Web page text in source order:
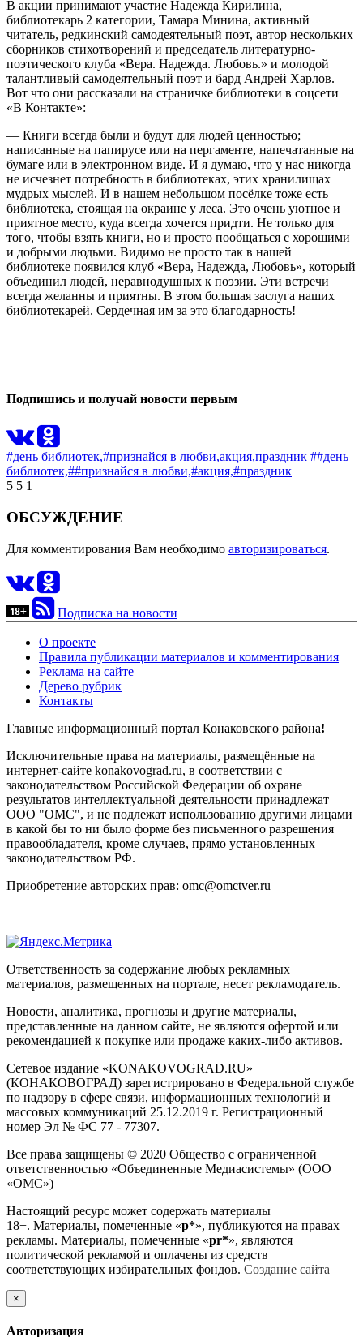
В акции принимают участие Надежда Кирилина,
библиотекарь 2 категории, Тамара Минина, активный
читатель, редкинский самодеятельный поэт, автор нескольких
сборников стихотворений и председатель литературно-
поэтического клуба «Вера. Надежда. Любовь.» и молодой
талантливый самодеятельный поэт и бард Андрей Харлов.
Вот что они рассказали на страничке библиотеки в соцсети
«В Контакте»:
— Книги всегда были и будут для людей ценностью;
написанные на папирусе или на пергаменте, напечатанные на
бумаге или в электронном виде. И я думаю, что у нас никогда
не исчезнет потребность в библиотеках, этих хранилищах
мудрых мыслей. И в нашем небольшом посёлке тоже есть
библиотека, стоящая на окраине у леса. Это очень уютное и
приятное место, куда всегда хочется придти. Не только для
того, чтобы взять книги, но и просто пообщаться с хорошими
и добрыми людьми. Видимо не просто так в нашей
библиотеке появился клуб «Вера, Надежда, Любовь», который
объединил людей, неравнодушных к поэзии. Эти встречи
всегда желанны и приятны. В этом большая заслуга наших
библиотекарей. Сердечная им за это благодарность!
Подпишись и получай новости первым
#день библиотек,#признайся в любви,акция,праздник ##день
библиотек,##признайся в любви,#акция,#праздник
5 5 1
ОБСУЖДЕНИЕ
Для комментирования Вам необходимо авторизироваться.
Подписка на новости
О проекте
Правила публикации материалов и комментирования
Реклама на сайте
Дерево рубрик
Контакты
Главные информационный портал Конаковского района!
Исключительные права на материалы, размещённые на
интернет-сайте konakovograd.ru, в соответствии с
законодательством Российской Федерации об охране
результатов интеллектуальной деятельности принадлежат
ООО "ОМС", и не подлежат использованию другими лицами
в какой бы то ни было форме без письменного разрешения
правообладателя, кроме случаев, прямо установленных
законодательством РФ.
Приобретение авторских прав: omc@omctver.ru
Ответственность за содержание любых рекламных
материалов, размещенных на портале, несет рекламодатель.
Новости, аналитика, прогнозы и другие материалы,
представленные на данном сайте, не являются офертой или
рекомендацией к покупке или продаже каких-либо активов.
Сетевое издание «KONAKOVOGRAD.RU»
(КОНАКОВОГРАД) зарегистрировано в Федеральной службе
по надзору в сфере связи, информационных технологий и
массовых коммуникаций 25.12.2019 г. Регистрационный
номер Эл № ФС 77 - 77307.
Все права защищены © 2020 Общество с ограниченной
ответственностью «Объединенные Медиасистемы» (ООО
«ОМС»)
Настоящий ресурс может содержать материалы
18+. Материалы, помеченные «р*», публикуются на правах
рекламы. Материалы, помеченные «рr*», являются
политической рекламой и оплачены из средств
соответствующих избирательных фондов. Создание сайта
×
Авторизация